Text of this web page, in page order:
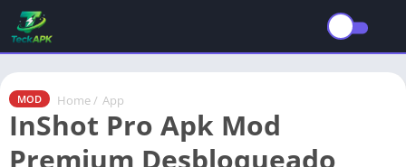
MOD Home / App
InShot Pro Apk Mod
Premium Desbloqueado